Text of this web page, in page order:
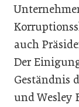
auch
Der
Geständnis
und Wesley